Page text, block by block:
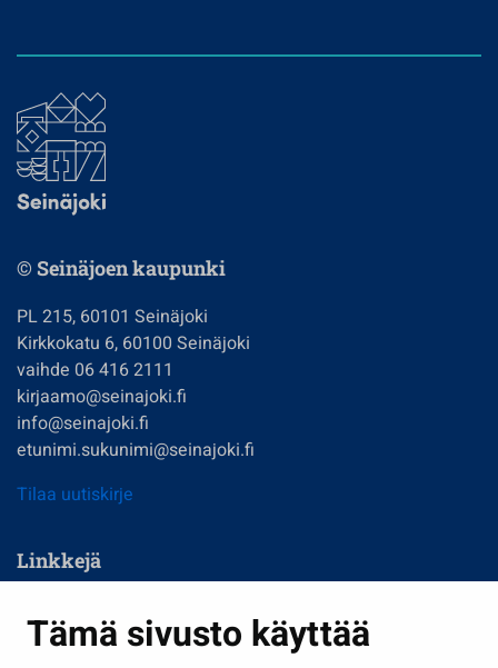
Tämä sivusto käyttää
© Seinäjoen kaupunki
PL 215, 60101 Seinäjoki
Kirkkokatu 6, 60100 Seinäjoki
vaihde 06 416 2111
kirjaamo@seinajoki.fi
info@seinajoki.fi
etunimi.sukunimi@seinajoki.fi
Tilaa uutiskirje
Linkkejä
Kasvatus ja opetus